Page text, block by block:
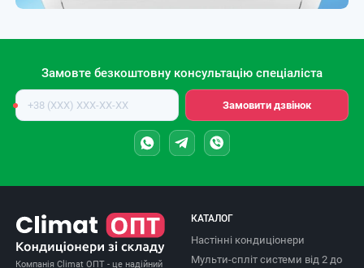
Замовте безкоштовну консультацію спеціаліста
Номер
телефону
Замовити дзвінок
Компанія Climat ОПТ - це надійний
КАТАЛОГ
Настінні кондиціонери
Мульти-спліт системи від 2 до